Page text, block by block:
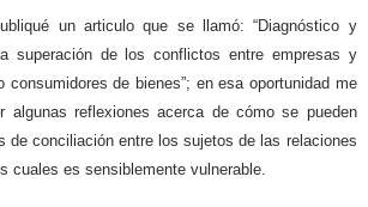
un articulo que se llamó: “Diagnóstico y
superación de los conflictos entre empresas y
consumidores de bienes”; en esa oportunidad me
algunas reflexiones acerca de cómo se pueden
de conciliación entre los sujetos de las relaciones
cuales es sensiblemente vulnerable.